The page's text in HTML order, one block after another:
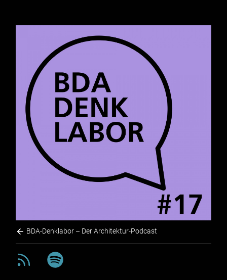
BDA-Denklabor – Der Architektur-Podcast